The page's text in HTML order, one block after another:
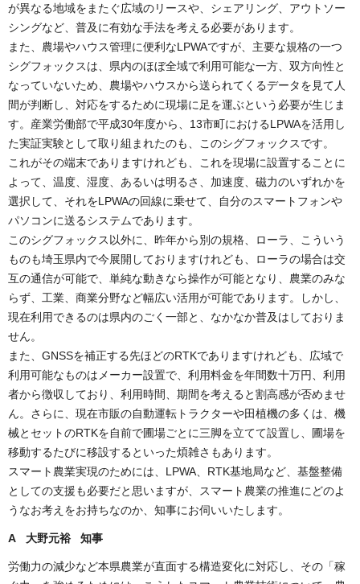
が異なる地域をまたぐ広域のリースや、シェアリング、アウトソー
シングなど、普及に有効な手法を考える必要があります。
また、農場やハウス管理に便利なLPWAですが、主要な規格の一つ
シグフォックスは、県内のほぼ全域で利用可能な一方、双方向性と
なっていないため、農場やハウスから送られてくるデータを見て人
間が判断し、対応をするために現場に足を運ぶという必要が生じま
す。産業労働部で平成30年度から、13市町におけるLPWAを活用し
た実証実験として取り組まれたのも、このシグフォックスです。
これがその端末でありますけれども、これを現場に設置することに
よって、温度、湿度、あるいは明るさ、加速度、磁力のいずれかを
選択して、それをLPWAの回線に乗せて、自分のスマートフォンや
パソコンに送るシステムであります。
このシグフォックス以外に、昨年から別の規格、ローラ、こういう
ものも埼玉県内で今展開しておりますけれども、ローラの場合は交
互の通信が可能で、単純な動きなら操作が可能となり、農業のみな
らず、工業、商業分野など幅広い活用が可能であります。しかし、
現在利用できるのは県内のごく一部と、なかなか普及はしておりま
せん。
また、GNSSを補正する先ほどのRTKでありますけれども、広域で
利用可能なものはメーカー設置で、利用料金を年間数十万円、利用
者から徴収しており、利用時間、期間を考えると割高感が否めませ
ん。さらに、現在市販の自動運転トラクターや田植機の多くは、機
械とセットのRTKを自前で圃場ごとに三脚を立てて設置し、圃場を
移動するたびに移設するといった煩雑さもあります。
スマート農業実現のためには、LPWA、RTK基地局など、基盤整備
としての支援も必要だと思いますが、スマート農業の推進にどのよ
うなお考えをお持ちなのか、知事にお伺いいたします。
A 大野元裕 知事
労働力の減少など本県農業が直面する構造変化に対応し、その「稼